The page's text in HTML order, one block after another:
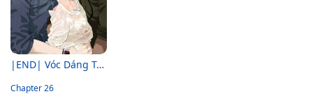
|END| Vóc Dáng Toàn Mỹ
Chapter 26